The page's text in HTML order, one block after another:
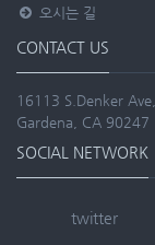
오시는 길
CONTACT US
16113 S.Denker Ave,
Gardena, CA 90247
SOCIAL NETWORK
twitter